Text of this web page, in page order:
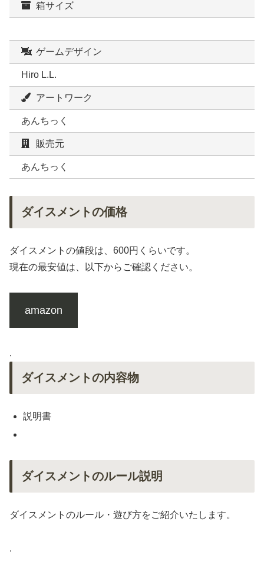
箱サイズ
ゲームデザイン
Hiro L.L.
アートワーク
あんちっく
販売元
あんちっく
ダイスメントの価格
ダイスメントの値段は、600円くらいです。
現在の最安値は、以下からご確認ください。
amazon
.
ダイスメントの内容物
説明書
ダイスメントのルール説明
ダイスメントのルール・遊び方をご紹介いたします。
.